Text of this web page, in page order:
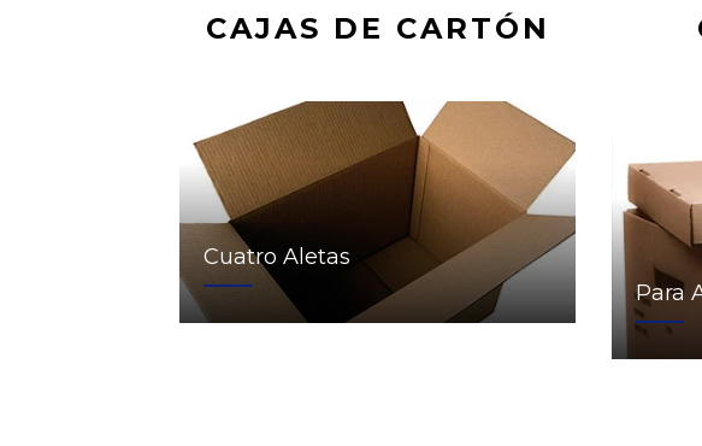
CAJAS DE CARTÓN
Cuatro Aletas
Para